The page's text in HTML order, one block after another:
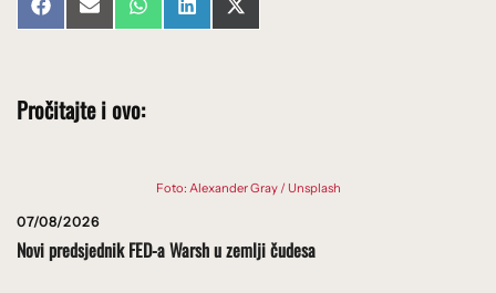
Share
on
FacebookShare
on
Email Share
on
WhatsAppShare
on
LinkedInShare
on
X
(Twitter)
Pročitajte i ovo:
Foto: Alexander Gray / Unsplash
07/08/2026
Novi predsjednik FED-a Warsh u zemlji čudesa